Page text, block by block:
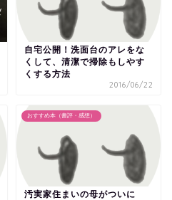
自宅公開！洗面台のアレをな
くして、清潔で掃除もしやす
くする方法
2016/06/22
おすすめ本（書評・感想）
汚実家住まいの母がついに